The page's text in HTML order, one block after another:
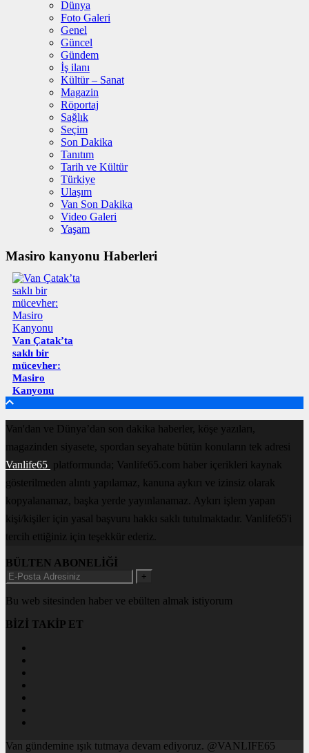
Dünya
Foto Galeri
Genel
Güncel
Gündem
İş ilanı
Kültür – Sanat
Magazin
Röportaj
Sağlık
Seçim
Son Dakika
Tanıtım
Tarih ve Kültür
Türkiye
Ulaşım
Van Son Dakika
Video Galeri
Yaşam
Masiro kanyonu Haberleri
Van Çatak’ta
saklı bir
mücevher:
Masiro
Kanyonu
Van'dan ve Dünya’dan son dakika haberler, köşe yazıları,
magazinden siyasete, spordan seyahate bütün konuların tek adresi
Vanlife65 platformunda; Vanlife65.com haber içerikleri kaynak
gösterilmeden alıntı yapılamaz, kanuna aykırı ve izinsiz olarak
kopyalanamaz, başka yerde yayınlanamaz. Aykırı işlem yapan
kişi/kişiler için yasal başvuru hakkı saklı tutulmaktadır. Vanlife65'i
tercih ettiğiniz için teşekkür ederiz.
BÜLTEN ABONELİĞİ
+
Bu web sitesinden haber ve ebülten almak istiyorum
BİZİ TAKİP ET
Van gündemine ışık tutmaya devam ediyoruz. @VANLIFE65